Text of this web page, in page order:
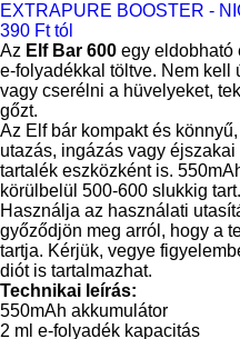
EXTRAPURE BOOSTER -
390 Ft tól
Az Elf Bar 600 egy eldobható
e-folyadékkal töltve. Nem kell
vagy cserélni a hüvelyeket,
gőzt.
Az Elf bár kompakt és
utazás, ingázás vagy
tartalék eszközként is.
körülbelül 500-600 slukkig tart.
Használja az használati
győződjön meg arról, hogy a
tartja. Kérjük, vegye
diót is tartalmazhat.
Technikai leírás:
550mAh akkumulátor
2 ml e-folyadék kapacitás